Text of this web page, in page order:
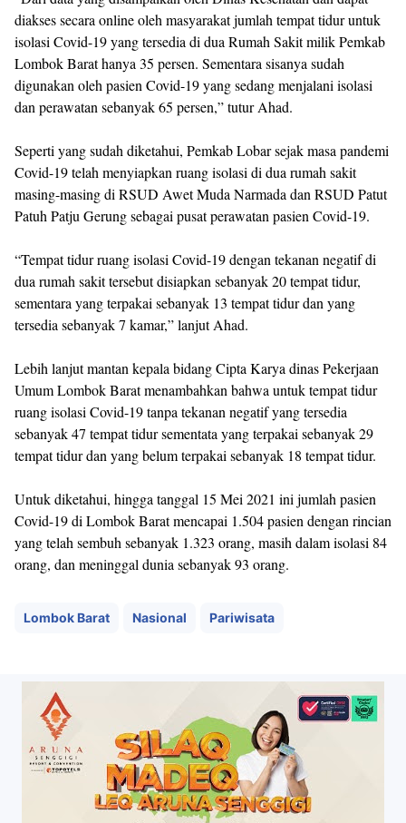
diakses secara online oleh masyarakat jumlah tempat tidur untuk
isolasi Covid-19 yang tersedia di dua Rumah Sakit milik Pemkab
Lombok Barat hanya 35 persen. Sementara sisanya sudah
digunakan oleh pasien Covid-19 yang sedang menjalani isolasi
dan perawatan sebanyak 65 persen,” tutur Ahad.
Seperti yang sudah diketahui, Pemkab Lobar sejak masa pandemi
Covid-19 telah menyiapkan ruang isolasi di dua rumah sakit
masing-masing di RSUD Awet Muda Narmada dan RSUD Patut
Patuh Patju Gerung sebagai pusat perawatan pasien Covid-19.
“Tempat tidur ruang isolasi Covid-19 dengan tekanan negatif di
dua rumah sakit tersebut disiapkan sebanyak 20 tempat tidur,
sementara yang terpakai sebanyak 13 tempat tidur dan yang
tersedia sebanyak 7 kamar,” lanjut Ahad.
Lebih lanjut mantan kepala bidang Cipta Karya dinas Pekerjaan
Umum Lombok Barat menambahkan bahwa untuk tempat tidur
ruang isolasi Covid-19 tanpa tekanan negatif yang tersedia
sebanyak 47 tempat tidur sementata yang terpakai sebanyak 29
tempat tidur dan yang belum terpakai sebanyak 18 tempat tidur.
Untuk diketahui, hingga tanggal 15 Mei 2021 ini jumlah pasien
Covid-19 di Lombok Barat mencapai 1.504 pasien dengan rincian
yang telah sembuh sebanyak 1.323 orang, masih dalam isolasi 84
orang, dan meninggal dunia sebanyak 93 orang.
Lombok Barat Nasional Pariwisata